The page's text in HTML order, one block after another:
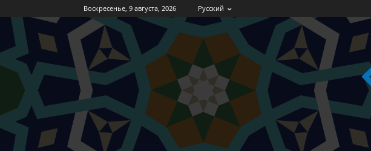
Воскресенье, 9 августа, 2026 Русский